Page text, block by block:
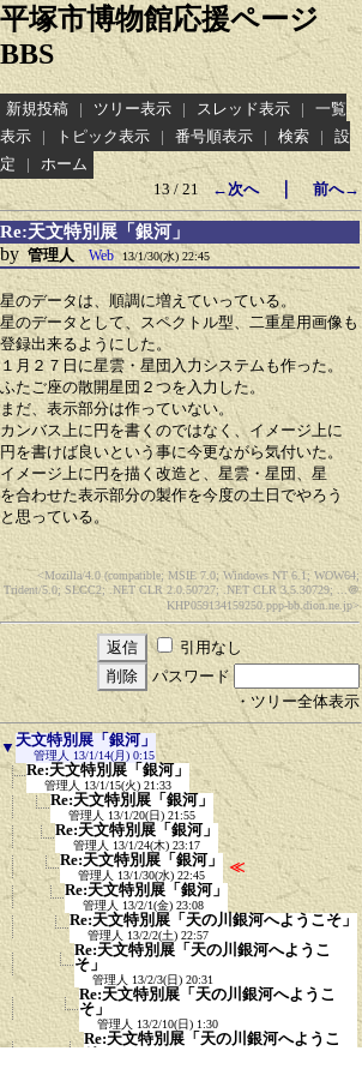
平塚市博物館応援ページ
BBS
新規投稿 | ツリー表示 | スレッド表示 |
一覧
表示
| トピック表示 | 番号順表示 | 検索 |
設
定
|
ホーム
13 / 21
←次へ｜ 前へ→
Re:天文特別展「銀河」
by 管理人 Web 13/1/30(水) 22:45
星のデータは、順調に増えていっている。
星のデータとして、スペクトル型、二重星用画像も
登録出来るようにした。
１月２７日に星雲・星団入力システムも作った。
ふたご座の散開星団２つを入力した。
まだ、表示部分は作っていない。
カンバス上に円を書くのではなく、イメージ上に
円を書けば良いという事に今更ながら気付いた。
イメージ上に円を描く改造と、星雲・星団、星
を合わせた表示部分の製作を今度の土日でやろう
と思っている。
<Mozilla/4.0 (compatible; MSIE 7.0; Windows NT 6.1; WOW64;
Trident/5.0; SLCC2; .NET CLR 2.0.50727; .NET CLR 3.5.30729; ... ＠
KHP059134159250.ppp-bb.dion.ne.jp>
引用なし
パスワード
・ツリー全体表示
▼ 天文特別展「銀河」
管理人 13/1/14(月) 0:15
Re:天文特別展「銀河」
管理人 13/1/15(火) 21:33
Re:天文特別展「銀河」
管理人 13/1/20(日) 21:55
Re:天文特別展「銀河」
管理人 13/1/24(木) 23:17
Re:天文特別展「銀河」
管理人 13/1/30(水) 22:45
≪
Re:天文特別展「銀河」
管理人 13/2/1(金) 23:08
Re:天文特別展「天の川銀河へようこそ」
管理人 13/2/2(土) 22:57
Re:天文特別展「天の川銀河へようこ
そ」
管理人 13/2/3(日) 20:31
Re:天文特別展「天の川銀河へようこ
そ」
管理人 13/2/10(日) 1:30
Re:天文特別展「天の川銀河へようこ
そ」